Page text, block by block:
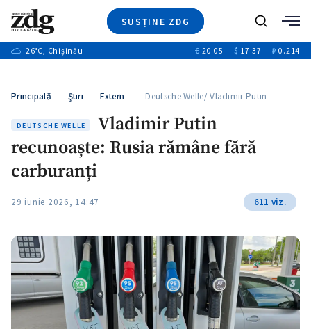
SUSȚINE ZDG
Ştiri
+6
Video
Special
+1
Blog
+2
Caută
26°C, Chișinău € 20.05 $ 17.37 ₽ 0.214
Principală — Ştiri — Extern — Deutsche Welle/ Vladimir Putin
DEUTSCHE WELLE
Vladimir Putin
recunoaște: Rusia rămâne fără
carburanți
29 iunie 2026, 14:47 611 viz.